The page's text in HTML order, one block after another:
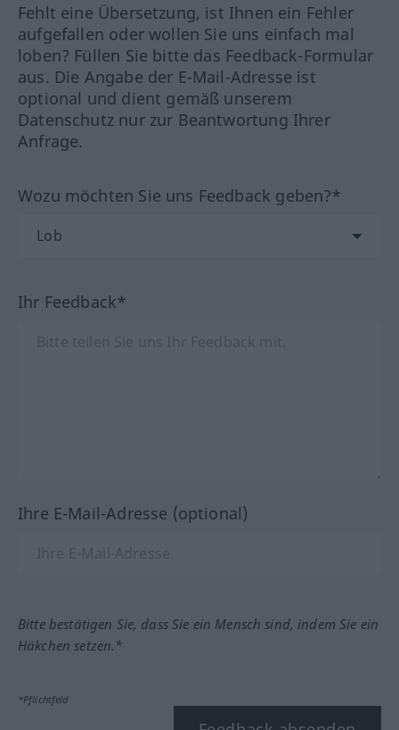
Fehlt eine Übersetzung, ist Ihnen ein Fehler
aufgefallen oder wollen Sie uns einfach mal
loben? Füllen Sie bitte das Feedback-Formular
aus. Die Angabe der E-Mail-Adresse ist
optional und dient gemäß unserem
Datenschutz nur zur Beantwortung Ihrer
Anfrage.
Wozu möchten Sie uns Feedback geben?*
Ihr Feedback*
Ihre E-Mail-Adresse (optional)
Bitte bestätigen Sie, dass Sie ein Mensch sind, indem Sie ein
Häkchen setzen.*
*Pflichtfeld